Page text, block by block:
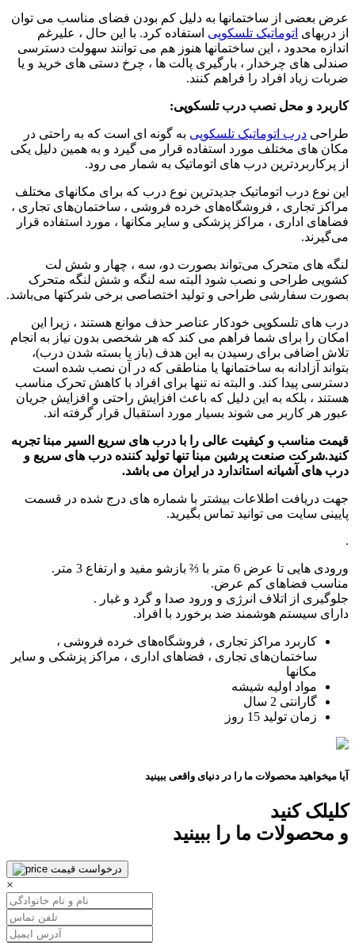
عرض بعضی از ساختمانها به دلیل کم بودن فضای مناسب می توان
از دربهای اتوماتیک تلسکوپی استفاده کرد. با این حال ، علیرغم
اندازه محدود ، این ساختمانها هنوز هم می توانند سهولت دسترسی
صندلی های چرخدار ، بارگیری پالت ها ، چرخ دستی های خرید و یا
ضربات زیاد افراد را فراهم کنند.
کاربرد و محل نصب درب تلسکوپی:
طراحی درب اتوماتیک تلسکوپی به گونه ای است که به راحتی در
مکان های مختلف مورد استفاده قرار می گیرد و به همین دلیل یکی
از پرکاربردترین درب های اتوماتیک به شمار می رود.
این نوع درب اتوماتیک جدیدترین نوع درب که برای مکانهای مختلف
مراکز تجاری ، فروشگاه‌های خرده فروشی ، ساختمان‌های تجاری ،
فضاهای اداری ، مراکز پزشکی و سایر مکانها ، مورد استفاده قرار
می‌گیرند.
لنگه های متحرک می‌تواند بصورت دو، سه ، چهار و شش لت
کشویی طراحی و نصب شود البته سه لنگه و شش لنگه متحرک
بصورت سفارشی طراحی و تولید اختصاصی برخی شرکتها می‌باشد.
درب های تلسکوپی خودکار عناصر حذف موانع هستند ، زیرا این
امکان را برای شما فراهم می کند که هر شخصی بدون نیاز به انجام
تلاش اضافی برای رسیدن به این هدف (باز یا بسته شدن درب)،
بتواند آزادانه به ساختمانها یا مناطقی که در آن نصب شده است
دسترسی پیدا کند. و البته نه تنها برای افراد با کاهش تحرک مناسب
هستند ، بلکه به این دلیل که باعث افزایش راحتی و افزایش جریان
عبور هر کاربر می شوند بسیار مورد استقبال قرار گرفته اند.
قیمت مناسب و کیفیت عالی را با درب های سریع السیر مبنا تجربه
کنید.شرکت صنعت پرشین مبنا تنها تولید کننده درب های سریع و
درب های آشیانه استاندارد در ایران می باشد.
جهت دریافت اطلاعات بیشتر با شماره های درج شده در قسمت
پایینی سایت می توانید تماس بگیرید.
.
ورودی هایی تا عرض 6 متر با ⅔ بازشو مفید و ارتفاع 3 متر.
مناسب فضاهای کم عرض.
جلوگیری از اتلاف انرژی و ورود صدا و گرد و غبار .
دارای سیستم هوشمند ضد برخورد با افراد.
کاربرد مراکز تجاری ، فروشگاه‌های خرده فروشی ،
ساختمان‌های تجاری ، فضاهای اداری ، مراکز پزشکی و سایر
مکانها
مواد اولیه شیشه
گارانتی
زمان تولید
آیا میخواهید محصولات ما را در دنیای واقعی ببینید
کلیلک کنید
و محصولات ما را ببینید
درخواست قیمت
×